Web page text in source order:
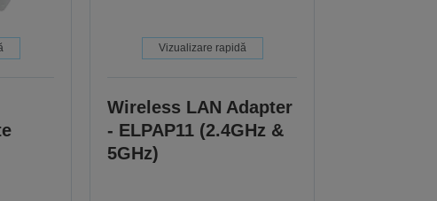
Vizualizare rapidă
Wireless LAN Adapter
- ELPAP11 (2.4GHz &
5GHz)